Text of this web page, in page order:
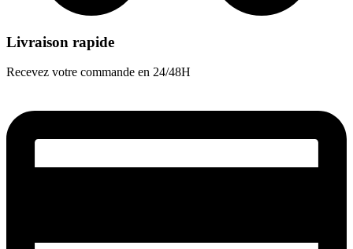
Livraison rapide
Recevez votre commande en 24/48H